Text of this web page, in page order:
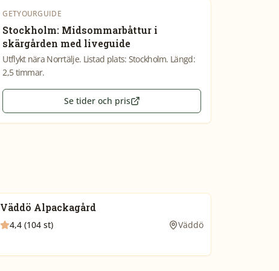
GETYOURGUIDE
Stockholm: Midsommarbåttur i
skärgården med liveguide
Utflykt nära Norrtälje. Listad plats: Stockholm. Längd:
2,5 timmar.
Se tider och pris
Väddö Alpackagård
4,4 (104 st) Väddö